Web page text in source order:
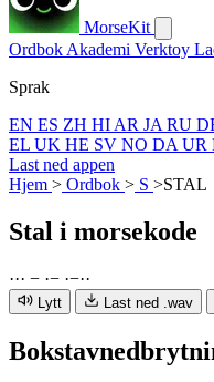
MorseKit
Ordbok Akademi Verktoy
Sprak
EN ES ZH HI AR JA RU
EL UK HE SV NO DA UR
Last ned appen
Hjem > Ordbok > S >STAL
Stal i morsekode
··· − ·− ·−··
Lytt Last ned .wav